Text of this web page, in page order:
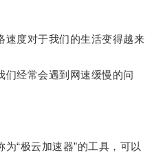
度对于我们的生活变得越来
经常会遇到网速缓慢的问
“极云加速器”的工具，可以